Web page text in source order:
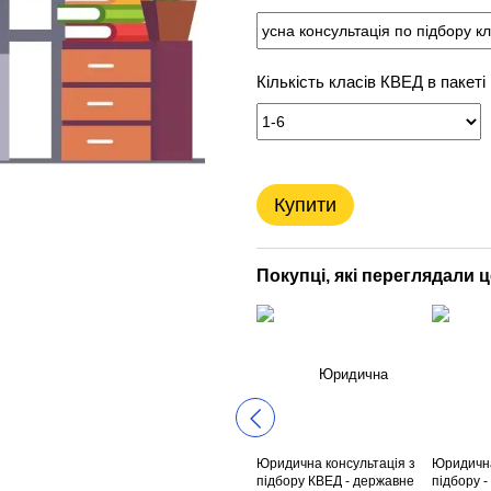
Кількість класів КВЕД в пакеті
Купити
Покупці, які переглядали
Юридична консультація з
підбору КВЕД - державне
підбору